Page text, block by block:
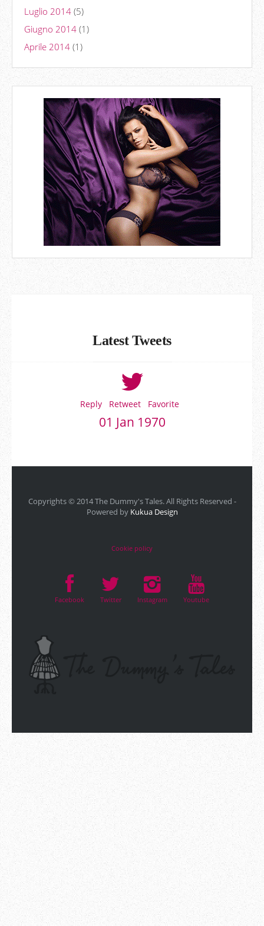
Luglio 2014 (5)
Giugno 2014 (1)
Aprile 2014 (1)
Latest Tweets
Reply Retweet Favorite
01 Jan 1970
Copyrights © 2014 The Dummy's Tales. All Rights Reserved -
Powered by Kukua Design
Cookie policy
Facebook Twitter Instagram Youtube